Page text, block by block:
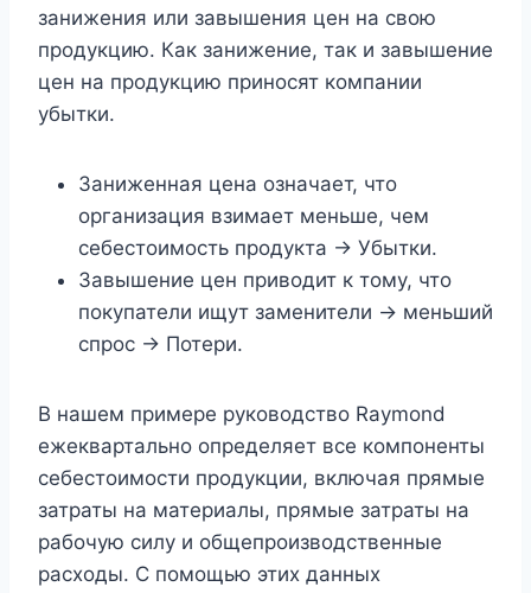
занижения или завышения цен на свою
продукцию. Как занижение, так и завышение
цен на продукцию приносят компании
убытки.
Заниженная цена означает, что
организация взимает меньше, чем
себестоимость продукта -> Убытки.
Завышение цен приводит к тому, что
покупатели ищут заменители -> меньший
спрос -> Потери.
В нашем примере руководство Raymond
ежеквартально определяет все компоненты
себестоимости продукции, включая прямые
затраты на материалы, прямые затраты на
рабочую силу и общепроизводственные
расходы. С помощью этих данных